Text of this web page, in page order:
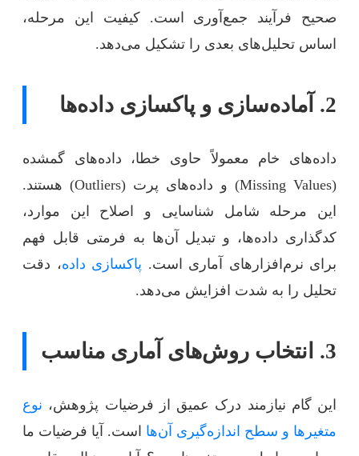
صحیح فرآیند جمع‌آوری است. کیفیت این مرحله،
اساس تحلیل‌های بعدی را تشکیل می‌دهد.
2. آماده‌سازی و پاکسازی داده‌ها
داده‌های خام معمولاً حاوی خطا، داده‌های گمشده
(Missing Values) و داده‌های پرت (Outliers) هستند.
این مرحله شامل شناسایی و اصلاح این موارد،
کدگذاری داده‌ها، و تبدیل آن‌ها به فرمتی قابل فهم
برای نرم‌افزارهای آماری است. پاکسازی داده، دقت
تحلیل را به شدت افزایش می‌دهد.
3. انتخاب روش‌های آماری مناسب
این گام نیازمند درک عمیق از فرضیات پژوهش، نوع
متغیرها و سطح اندازه‌گیری آن‌ها است. آیا فرضیات ما